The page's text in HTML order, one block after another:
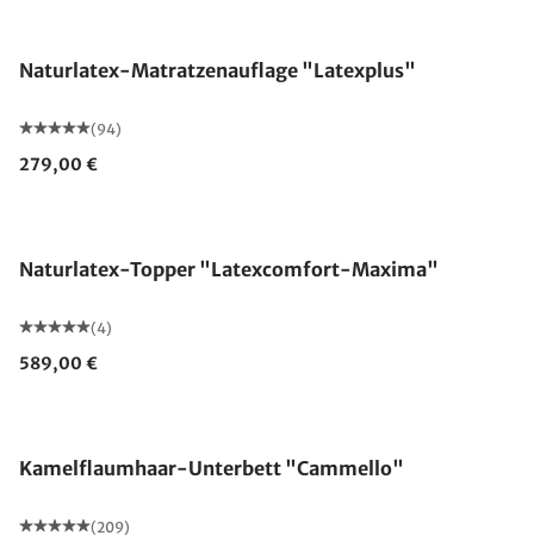
Naturlatex-Matratzenauflage "Latexplus"
(94)
279,00 €
Naturlatex-Topper "Latexcomfort-Maxima"
(4)
589,00 €
Kamelflaumhaar-Unterbett "Cammello"
(209)